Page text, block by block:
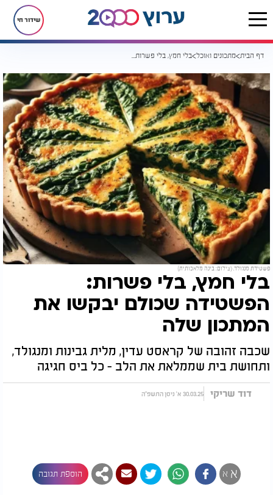
שידור חי
דף הבית מתכונים ואוכל בלי חמץ, בלי פשרות: הפשטידה שכולם יבקשו את המתכון שלה
פשטידת מנגולד. (צילום: בינה מלאכותית)
בלי חמץ, בלי פשרות:
הפשטידה שכולם יבקשו את
המתכון שלה
שכבה זהובה של קראסט עדין, מלית גבינות ומנגולד,
ותחושת בית שממלאת את הלב - כל ביס חגיגה
דוד שריקי 30.03.25 א' ניסן התשפ"ה
א א הוספת תגובה